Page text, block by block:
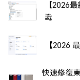
【2026
識
【2026
快速修復